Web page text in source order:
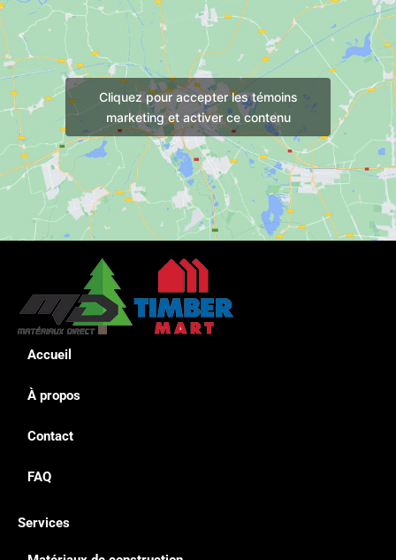
Cliquez pour accepter les témoins
marketing et activer ce contenu
Accueil
À propos
Contact
FAQ
Services